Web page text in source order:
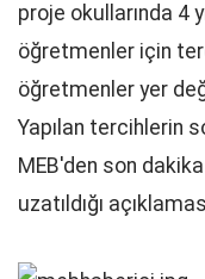
proje okullarında 4
öğretmenler için
öğretmenler yer
Yapılan tercihlerin
MEB'den son
uzatıldığı